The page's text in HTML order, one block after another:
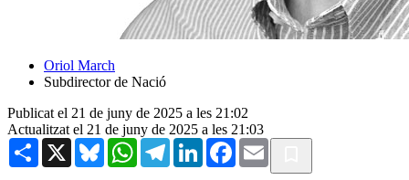
Oriol March
Subdirector de Nació
Publicat el 21 de juny de 2025 a les 21:02
Actualitzat el 21 de juny de 2025 a les 21:03
Share X BlueskyWhatsAppTelegramLinkedInFacebook
Email